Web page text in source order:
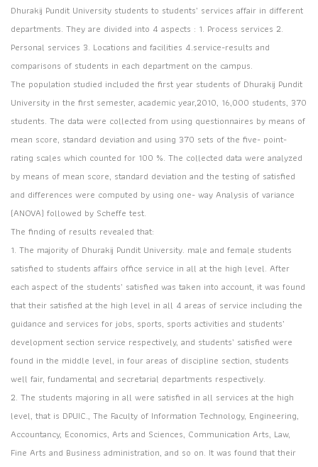
Dhurakij Pundit University students to students’ services affair in different
departments. They are divided into 4 aspects : 1. Process services 2.
Personal services 3. Locations and facilities 4.service-results and
comparisons of students in each department on the campus.
The population studied included the first year students of Dhurakij Pundit
University in the first semester, academic year,2010, 16,000 students, 370
students. The data were collected from using questionnaires by means of
mean score, standard deviation and using 370 sets of the five- point-
rating scales which counted for 100 %. The collected data were analyzed
by means of mean score, standard deviation and the testing of satisfied
and differences were computed by using one- way Analysis of variance
(ANOVA) followed by Scheffe test.
The finding of results revealed that:
1. The majority of Dhurakij Pundit University. male and female students
satisfied to students affairs office service in all at the high level. After
each aspect of the students’ satisfied was taken into account, it was found
that their satisfied at the high level in all 4 areas of service including the
guidance and services for jobs, sports, sports activities and students’
development section service respectively, and students’ satisfied were
found in the middle level, in four areas of discipline section, students
well fair, fundamental and secretarial departments respectively.
2. The students majoring in all were satisfied in all services at the high
level, that is DPUIC., The Faculty of Information Technology, Engineering,
Accountancy, Economics, Arts and Sciences, Communication Arts, Law,
Fine Arts and Business administration, and so on. It was found that their